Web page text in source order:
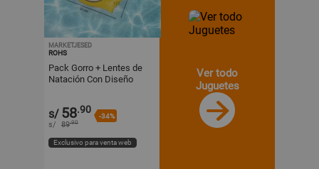
MARKETJESED
ROHS
Pack Gorro + Lentes de
Natación Con Diseño
s/ 58.90
-34%
s/ 89.90
Exclusivo para venta web
Ver todo
Juguetes